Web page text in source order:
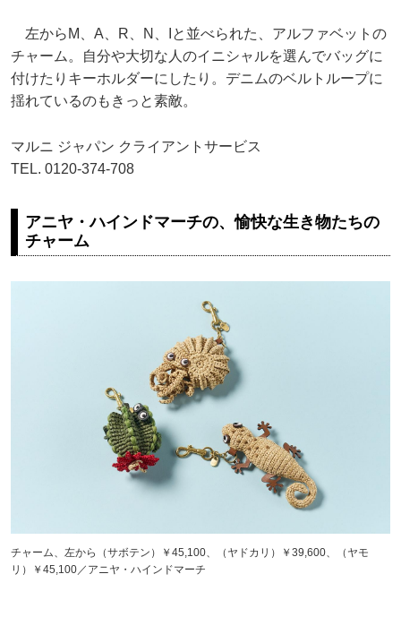
左からM、A、R、N、Iと並べられた、アルファベットの
チャーム。自分や大切な人のイニシャルを選んでバッグに
付けたりキーホルダーにしたり。デニムのベルトループに
揺れているのもきっと素敵。
マルニ ジャパン クライアントサービス
TEL. 0120-374-708
アニヤ・ハインドマーチの、愉快な生き物たちの
チャーム
チャーム、左から（サボテン）￥45,100、（ヤドカリ）￥39,600、（ヤモ
リ）￥45,100／アニヤ・ハインドマーチ